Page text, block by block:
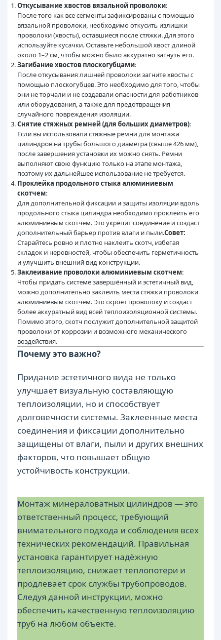
Откусывание хвостов вязальной проволоки:
После того как все сегменты зафиксированы с помощью
вязальной проволоки, необходимо откусить излишки
проволоки (хвосты), оставшиеся после стяжки. Для этого
используйте кусачки. Оставьте небольшой хвост длиной
около 1–2 см, чтобы можно было аккуратно загнуть его.
Загибание хвостов плоскогубцами:
После откусывания лишней проволоки загните хвосты с
помощью плоскогубцев. Это необходимо для того, чтобы
они не торчали и не создавали опасности для работников
или оборудования, а также для предотвращения
случайного повреждения изоляции.
Снятие стяжных ремней (для больших диаметров):
Если вы использовали стяжные ремни для монтажа
цилиндров на трубы большого диаметра (свыше 426 мм),
после завершения установки их можно снять. Ремни
выполняют свою функцию только на этапе монтажа,
поэтому их дальнейшее использование не требуется.
Проклейка продольного стыка алюминиевым
скотчем:
Для дополнительной фиксации и защиты изоляции вдоль
продольного стыка цилиндра необходимо проклеить его
алюминиевым скотчем. Это укрепит соединение и создаст
дополнительный барьер против влаги и пыли.Совет:
Старайтесь ровно и плотно наклеить скотч, избегая
складок и неровностей, чтобы обеспечить герметичность
и улучшить внешний вид конструкции.
Заклеивание проволоки алюминиевым скотчем:
Чтобы придать системе завершённый и эстетичный вид,
можно дополнительно заклеить места стяжки проволоки
алюминиевым скотчем. Это скроет проволоку и создаст
более аккуратный вид всей теплоизоляционной системы.
Помимо этого, скотч послужит дополнительной защитой
проволоки от коррозии и возможного механического
воздействия.
Почему это важно?
Придание эстетичного вида не только
улучшает визуальную составляющую
теплоизоляции, но и способствует
долговечности системы. Заклеенные места
соединения и фиксации дополнительно
защищены от влаги, пыли и других внешних
факторов, что повышает общую
устойчивость конструкции.
Монтаж минераловатных цилиндров — это
ответственный процесс, требующий
внимательного подхода и соблюдения всех
технических рекомендаций. Правильная
установка гарантирует надёжную
теплоизоляцию, снижает теплопотери и
продлевает срок службы трубопроводов.
Следуя данной инструкции, можно
обеспечить качественную теплоизоляцию
труб на любом объекте.